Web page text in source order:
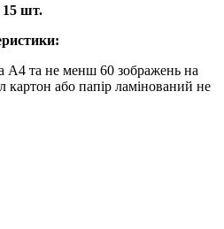
15 шт.
А4 та не менш 60 зображень на
картон або папір ламінований не